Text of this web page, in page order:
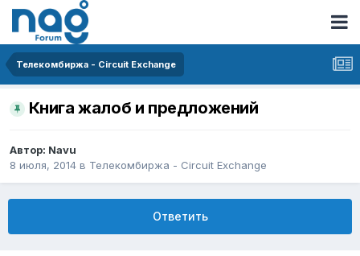
Телекомбиржа - Circuit Exchange
Книга жалоб и предложений
Автор: Navu
8 июля, 2014 в Телекомбиржа - Circuit Exchange
Ответить